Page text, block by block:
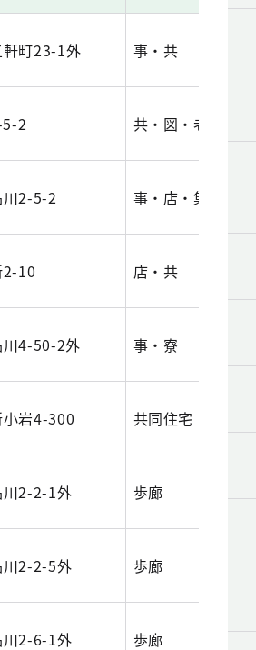
町23-1外 事・共
2 共・図・老
川2-5-2 事・店・集
2-10 店・共
川4-50-2外 事・寮
岩4-300 共同住宅
川2-2-1外 歩廊
川2-2-5外 歩廊
川2-6-1外 歩廊